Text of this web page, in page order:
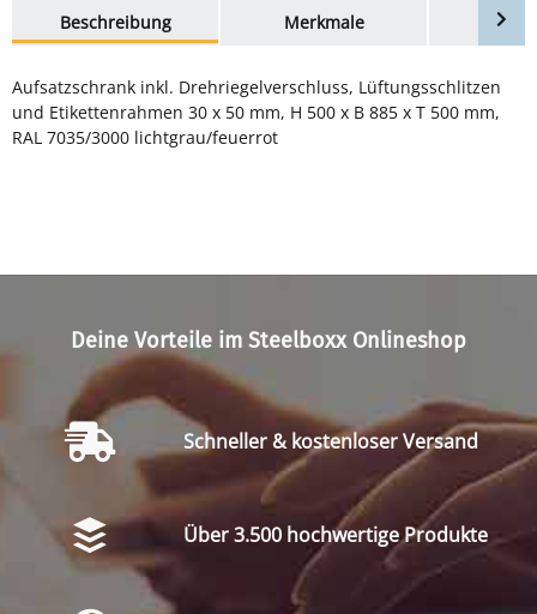
Beschreibung
Merkmale
Aufsatzschrank inkl. Drehriegelverschluss, Lüftungsschlitzen
und Etikettenrahmen 30 x 50 mm, H 500 x B 885 x T 500 mm,
RAL 7035/3000 lichtgrau/feuerrot
Deine Vorteile im Steelboxx Onlineshop
Schneller & kostenloser Versand
Über 3.500 hochwertige Produkte